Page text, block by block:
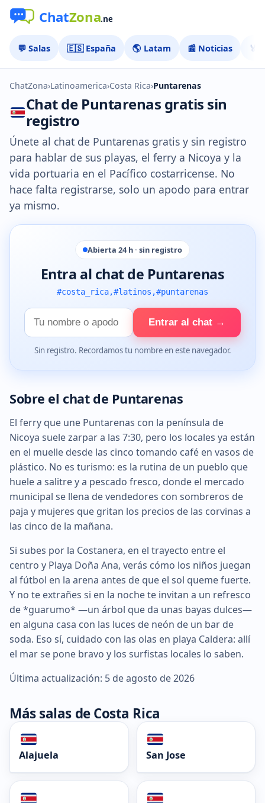
💬 Salas 🇪🇸 España 🌎 Latam 📰 Noticias 🏅
ChatZona›Latinoamerica›Costa Rica›Puntarenas
Chat de Puntarenas gratis sin
registro
Únete al chat de Puntarenas gratis y sin registro
para hablar de sus playas, el ferry a Nicoya y la
vida portuaria en el Pacífico costarricense. No
hace falta registrarse, solo un apodo para entrar
ya mismo.
Abierta 24 h · sin registro
Entra al chat de Puntarenas
#costa_rica,#latinos,#puntarenas
Tu
nombre
Entrar al chat →
Sin registro. Recordamos tu nombre en este navegador.
Sobre el chat de Puntarenas
El ferry que une Puntarenas con la península de
Nicoya suele zarpar a las 7:30, pero los locales ya están
en el muelle desde las cinco tomando café en vasos de
plástico. No es turismo: es la rutina de un pueblo que
huele a salitre y a pescado fresco, donde el mercado
municipal se llena de vendedores con sombreros de
paja y mujeres que gritan los precios de las corvinas a
las cinco de la mañana.
Si subes por la Costanera, en el trayecto entre el
centro y Playa Doña Ana, verás cómo los niños juegan
al fútbol en la arena antes de que el sol queme fuerte.
Y no te extrañes si en la noche te invitan a un refresco
de *guarumo* —un árbol que da unas bayas dulces—
en alguna casa con las luces de neón de un bar de
soda. Eso sí, cuidado con las olas en playa Caldera: allí
el mar se pone bravo y los surfistas locales lo saben.
Última actualización: 5 de agosto de 2026
Más salas de Costa Rica
Alajuela San Jose